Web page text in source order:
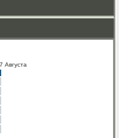
Августа